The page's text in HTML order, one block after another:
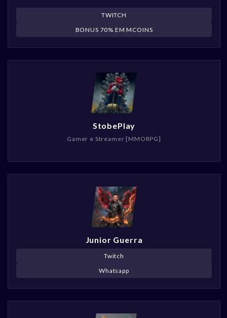
TWITCH
BONUS 70% EM MCOINS
StobePlay
Gamer e Streamer [MMORPG]
Junior Guerra
Twitch
Whatsapp